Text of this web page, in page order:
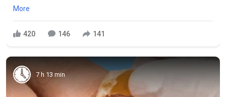
More
420 146 141
7 h 13 min